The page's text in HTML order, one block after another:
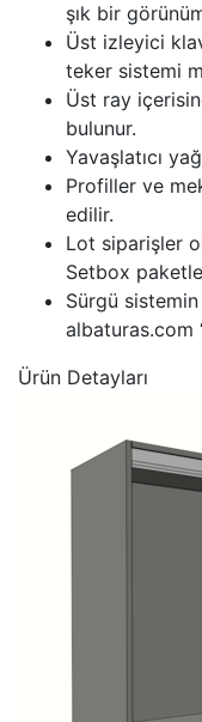
şık bir
Üst izleyici
teker sistemi
Üst ray
bulunur.
Yavaşlatıcı
Profiller ve
edilir.
Lot siparişler
Setbox
Sürgü
albaturas.com
Ürün Detayları